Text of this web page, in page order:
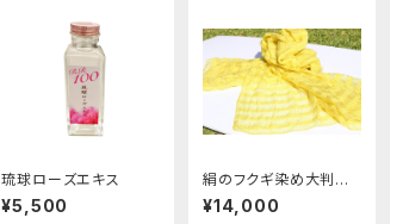
琉球ローズエキス
¥5,500
絹のフクギ染め大判ス
トール（送料無料）
¥14,000